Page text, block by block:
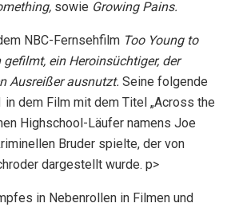
sowie Growing Pains.
NBC-Fernsehfilm Too Young to
ein Heroinsüchtiger, der
Ausreißer ausnutzt. Seine folgende
dem Film mit dem Titel „Across the
Highschool-Läufer namens Joe
Bruder spielte, der von
dargestellt wurde. p>
in Nebenrollen in Filmen und